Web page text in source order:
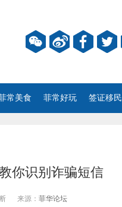
常美食 菲常好玩 签证移民
你识别诈骗短信
来源： 菲华论坛